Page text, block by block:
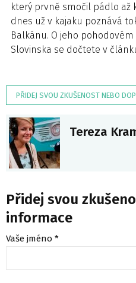
který prvně smočil pádlo až
dnes už v kajaku poznává
Balkánu. O jeho
Slovinska se dočtete v
PŘIDEJ SVOU ZKUŠENOST NEBO
Tereza
Přidej svou
informace
Vaše jméno *